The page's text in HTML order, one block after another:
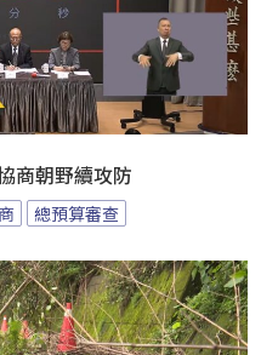
商朝野續攻防
總預算審查